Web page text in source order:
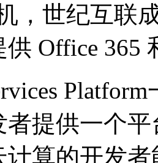
，世纪互联
Office 365
提供一个平
计算的开发